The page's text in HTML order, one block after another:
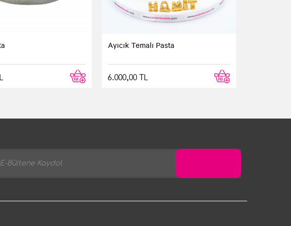
ulaştı ve görüntüsü de tadı da muhteşemdi. Bundan sonra
Ayıcık Temalı Pasta
6.000,00 TL